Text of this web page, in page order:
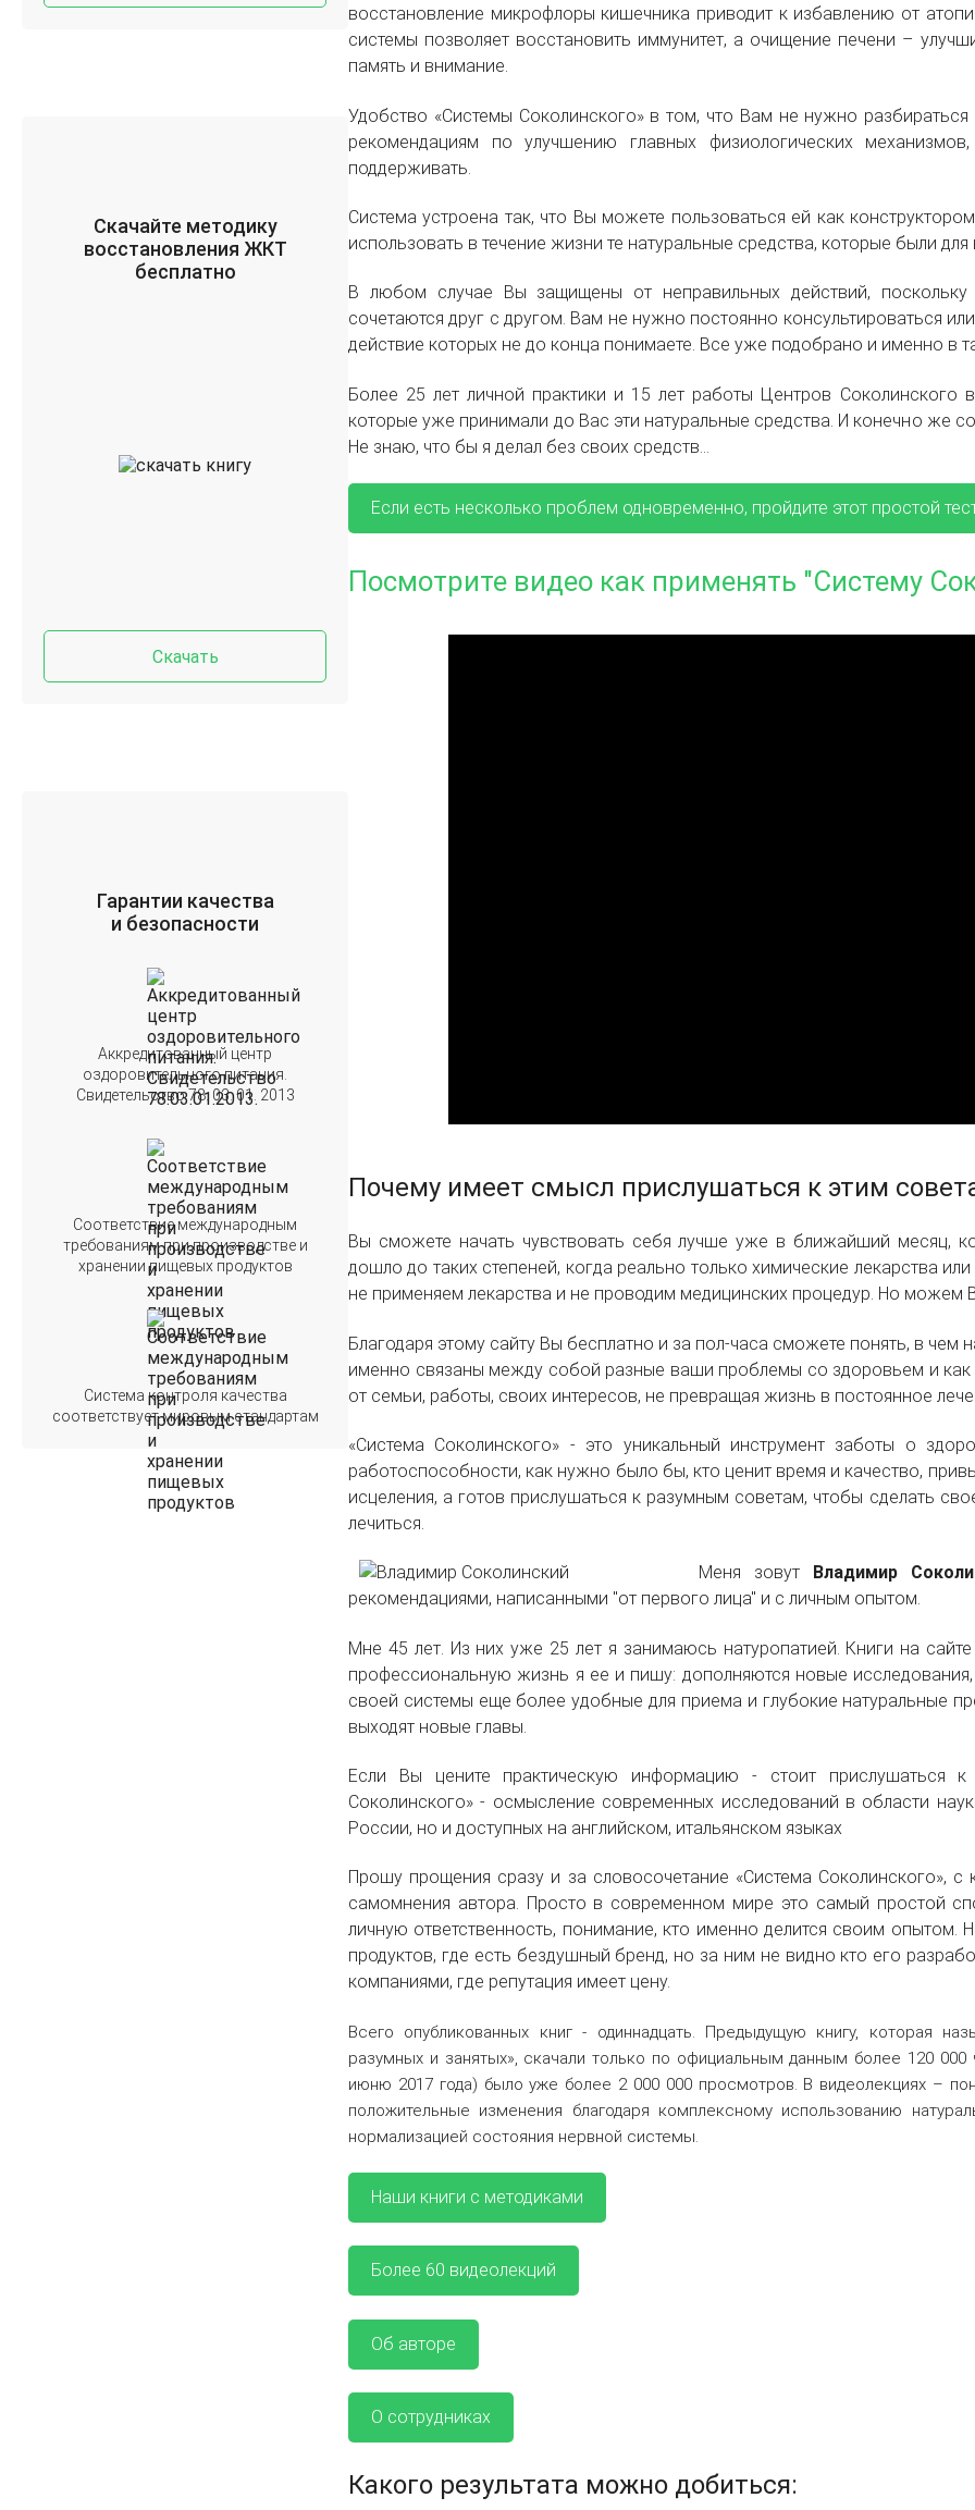
Скачайте методику
восстановления ЖКТ
бесплатно
Скачать
Гарантии качества
и безопасности
Аккредитованный центр
оздоровительного питания.
Свидетельство 78. 03. 01. 2013
Соответствие международным
требованиям при производстве и
хранении пищевых продуктов
Система контроля качества
соответствует мировым стандартам
восстановление микрофлоры кишечника приводит к избавлению от
системы позволяет восстановить иммунитет, а очищение печени –
память и внимание.
Удобство «Системы Соколинского» в том, что Вам не нужно
рекомендациям по улучшению главных физиологических
поддерживать.
Система устроена так, что Вы можете пользоваться ей как
использовать в течение жизни те натуральные средства, которые были
В любом случае Вы защищены от неправильных действий,
сочетаются друг с другом. Вам не нужно постоянно консультироваться
действие которых не до конца понимаете. Все уже подобрано и именно в
Более 25 лет личной практики и 15 лет работы Центров Соколинского
которые уже принимали до Вас эти натуральные средства. И конечно же
Не знаю, что бы я делал без своих средств…
Если есть несколько проблем одновременно, пройдите этот простой
Посмотрите видео как применять "Систему
Почему имеет смысл прислушаться к этим
Вы сможете начать чувствовать себя лучше уже в ближайший месяц,
дошло до таких степеней, когда реально только химические лекарства
не применяем лекарства и не проводим медицинских процедур. Но можем
Благодаря этому сайту Вы бесплатно и за пол-часа сможете понять, в
именно связаны между собой разные ваши проблемы со здоровьем и как
от семьи, работы, своих интересов, не превращая жизнь в постоянное
«Система Соколинского» - это уникальный инструмент заботы о
работоспособности, как нужно было бы, кто ценит время и качество,
исцеления, а готов прислушаться к разумным советам, чтобы сделать
лечиться.
Меня зовут Владимир
рекомендациями, написанными "от первого лица" и с личным опытом.
Мне 45 лет. Из них уже 25 лет я занимаюсь натуропатией. Книги на
профессиональную жизнь я ее и пишу: дополняются новые
своей системы еще более удобные для приема и глубокие натуральные
выходят новые главы.
Если Вы цените практическую информацию - стоит прислушаться
Соколинского» - осмысление современных исследований в области
России, но и доступных на английском, итальянском языках
Прошу прощения сразу и за словосочетание «Система Соколинского»,
самомнения автора. Просто в современном мире это самый простой
личную ответственность, понимание, кто именно делится своим
продуктов, где есть бездушный бренд, но за ним не видно кто его
компаниями, где репутация имеет цену.
Всего опубликованных книг - одиннадцать. Предыдущую книгу, которая
разумных и занятых», скачали только по официальным данным более 120
июню 2017 года) было уже более 2 000 000 просмотров. В видеолекциях –
положительные изменения благодаря комплексному использованию
нормализацией состояния нервной системы.
Наши книги с методиками
Более 60 видеолекций
Об авторе
О сотрудниках
Какого результата можно добиться: